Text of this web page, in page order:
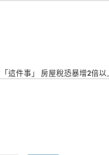
這件事」 房屋稅恐暴增2倍以